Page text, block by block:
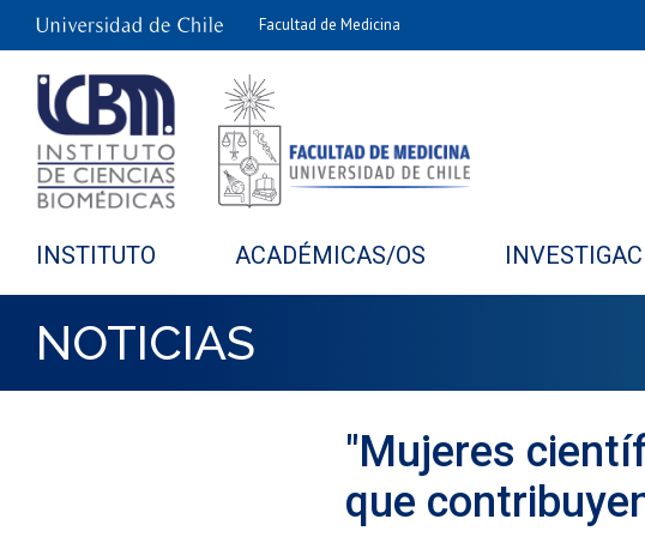
Facultad de Medicina
INSTITUTO ACADÉMICAS/OS
NOTICIAS
"Mujeres
que